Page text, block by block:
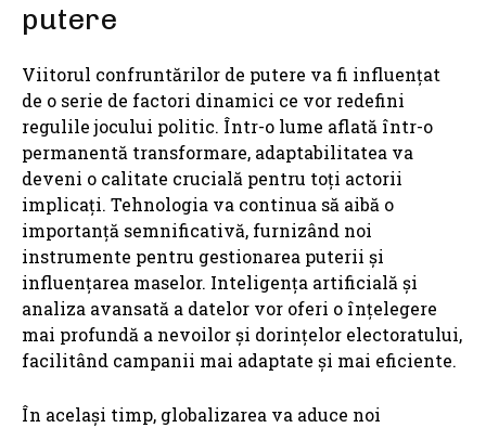
putere
Viitorul confruntărilor de putere va fi influențat
de o serie de factori dinamici ce vor redefini
regulile jocului politic. Într-o lume aflată într-o
permanentă transformare, adaptabilitatea va
deveni o calitate crucială pentru toți actorii
implicați. Tehnologia va continua să aibă o
importanță semnificativă, furnizând noi
instrumente pentru gestionarea puterii și
influențarea maselor. Inteligența artificială și
analiza avansată a datelor vor oferi o înțelegere
mai profundă a nevoilor și dorințelor electoratului,
facilitând campanii mai adaptate și mai eficiente.
În același timp, globalizarea va aduce noi